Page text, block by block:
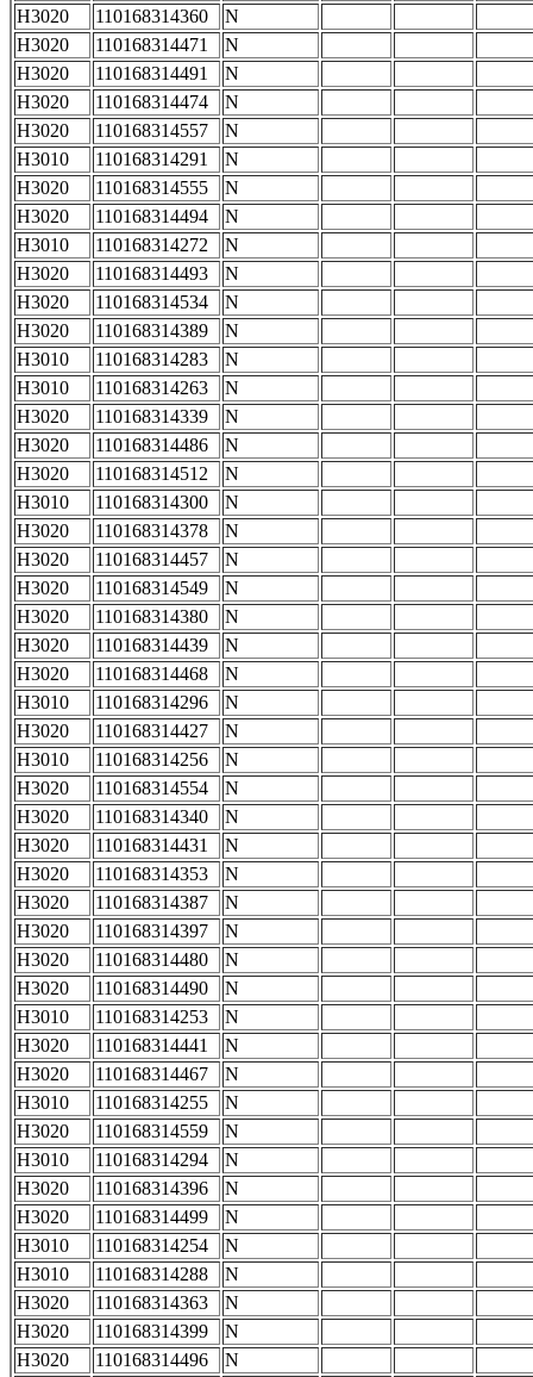
H3020 110168314360
N
H3020
110168314471
N
H3020
110168314491
N
H3020
110168314474
N
H3020
110168314557
N
H3010
110168314291
N
H3020
110168314555
N
H3020
110168314494
N
H3010
110168314272
N
H3020
110168314493
N
H3020
110168314534
N
H3020
110168314389
N
H3010
110168314283
N
H3010
110168314263
N
H3020
110168314339
N
H3020
110168314486
N
H3020
110168314512
N
H3010
110168314300
N
H3020
110168314378
N
H3020
110168314457
N
H3020
110168314549
N
H3020
110168314380
N
H3020
110168314439
N
H3020
110168314468
N
H3010
110168314296
N
H3020
110168314427
N
H3010
110168314256
N
H3020
110168314554
N
H3020
110168314340
N
H3020
110168314431
N
H3020
110168314353
N
H3020
110168314387
N
H3020
110168314397
N
H3020
110168314480
N
H3020
110168314490
N
H3010
110168314253
N
H3020
110168314441
N
H3020
110168314467
N
H3010
110168314255
N
H3020
110168314559
N
H3010
110168314294
N
H3020
110168314396
N
H3020
110168314499
N
H3010
110168314254
N
H3010
110168314288
N
H3020
110168314363
N
H3020
110168314399
N
H3020
110168314496
N